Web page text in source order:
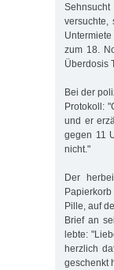
versuchte,
zum 18.
Überdosis
Bei der
Protokoll:
und er
gegen 11
nicht."
Der
Pille, auf
Brief an
lebte:
herzlich
geschenkt